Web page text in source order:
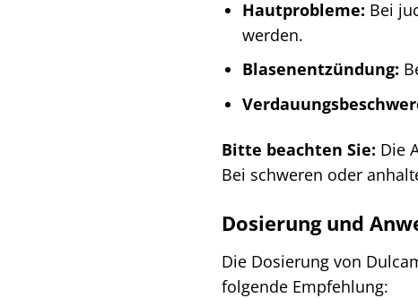
Hautprobleme: Bei
werden.
Blasenentzündung:
Bitte beachten Sie: Die
Bei schweren oder
Dosierung und
Die Dosierung von
folgende Empfehlung: